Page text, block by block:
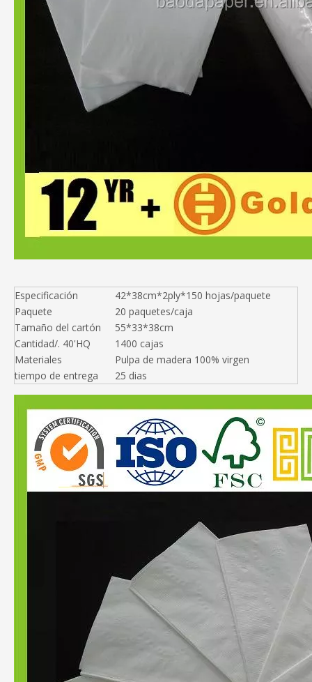
Especificación
42*38cm*2ply*150 hojas/paquete
Paquete
20 paquetes/caja
Tamaño del cartón
55*33*38cm
Cantidad/. 40'HQ
1400 cajas
Materiales
Pulpa de madera 100% virgen
tiempo de entrega
25 dias